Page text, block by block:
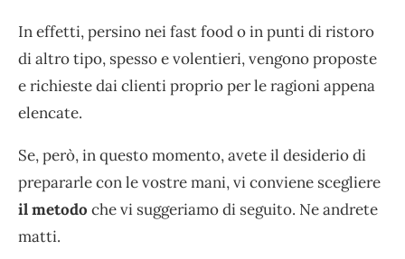
In effetti, persino nei fast food o in punti di ristoro
di altro tipo, spesso e volentieri, vengono proposte
e richieste dai clienti proprio per le ragioni appena
elencate.
Se, però, in questo momento, avete il desiderio di
prepararle con le vostre mani, vi conviene scegliere
il metodo che vi suggeriamo di seguito. Ne andrete
matti.